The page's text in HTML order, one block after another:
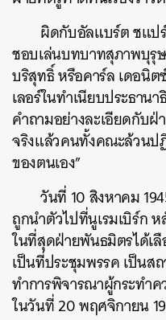
ผิดกับอัลแบร์ต ชแป
ชอบเล่นบทบาทสุภาพบุรุ
บริสุทธิ์ หรือคาร์ล เดอนิ
เลอร์ในทำเนียบประธาน
คำถามอย่างละเอียดกับฝ่
จริงแล้วคนทั้งคณะล้วนป
ของตนเอง”
วันที่ 10 สิงหาคม
ถูกนำตัวไปที่นูเรมเบิร์ก
ในที่สุดฝ่ายพันธมิตรได้เ
เป็นที่ประชุมพรรค เป็นส
ทำการพิจารณาผู้กระทำ
ในวันที่ 20 พฤศจิกายน